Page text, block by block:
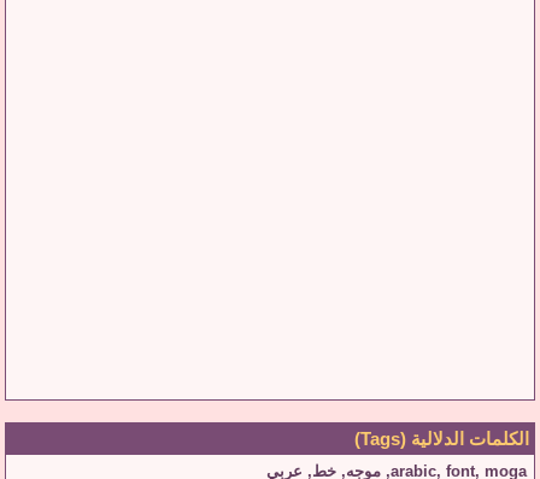
الكلمات الدلالية (Tags)
arabic, font, moga
, موجه, خط, عربي